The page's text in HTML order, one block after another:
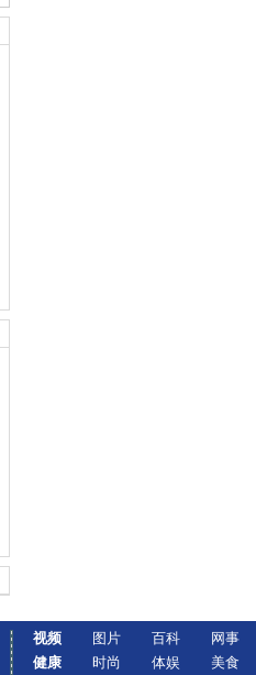
视频
健康
图片
时尚
百科
体娱
网事
美食